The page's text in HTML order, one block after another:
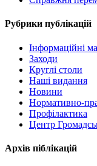
Рубрики публікацій
Інформаційні
Заходи
Круглі столи
Наші видання
Новини
Нормативно-
Профілактика
Центр
Архів піблікацій